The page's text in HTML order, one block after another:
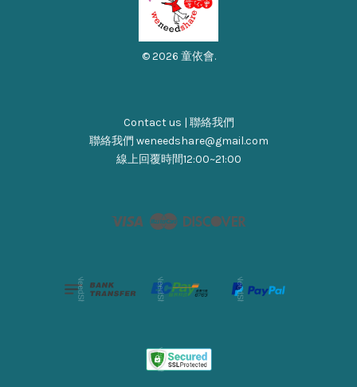
© 2026 童依會.
Contact us | 聯絡我們
聯絡我們 weneedshare@gmail.com
線上回覆時間12:00~21:00
Visa Master